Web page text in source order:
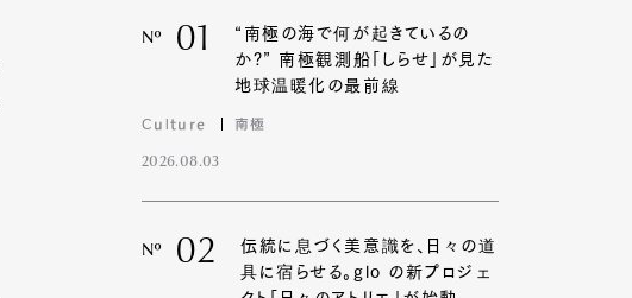
Nº 01
“南極の海で何が起きているの
か?” 南極観測船「しらせ」が見た
地球温暖化の最前線
Culture 南極
2026.08.03
Nº 02
伝統に息づく美意識を、日々の道
具に宿らせる。glo の新プロジェ